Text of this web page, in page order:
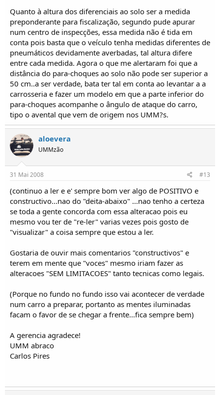
Quanto à altura dos diferenciais ao solo ser a medida
preponderante para fiscalização, segundo pude apurar
num centro de inspecções, essa medida não é tida em
conta pois basta que o veículo tenha medidas diferentes de
pneumáticos devidamente averbadas, tal altura difere
entre cada medida. Agora o que me alertaram foi que a
distância do para-choques ao solo não pode ser superior a
50 cm..a ser verdade, bata ter tal em conta ao levantar a a
carrosseria e fazer um modelo em que a parte inferior do
para-choques acompanhe o ângulo de ataque do carro,
tipo o avental que vem de origem nos UMM?s.
aloevera
UMMzão
31 Mai 2008 #13
(continuo a ler e e' sempre bom ver algo de POSITIVO e
constructivo...nao do "deita-abaixo" ...nao tenho a certeza
se toda a gente concorda com essa alteracao pois eu
mesmo vou ter de "re-ler" varias vezes pois gosto de
"visualizar" a coisa sempre que estou a ler.
Gostaria de ouvir mais comentarios "constructivos" e
terem em mente que "voces" mesmo iriam fazer as
alteracoes "SEM LIMITACOES" tanto tecnicas como legais.
(Porque no fundo no fundo isso vai acontecer de verdade
num carro a preparar, portanto as mentes iluminadas
facam o favor de se chegar a frente...fica sempre bem)
A gerencia agradece!
UMM abraco
Carlos Pires